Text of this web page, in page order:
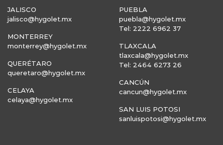
JALISCO
jalisco@hygolet.mx
MONTERREY
monterrey@hygolet.mx
QUERÉTARO
queretaro@hygolet.mx
CELAYA
celaya@hygolet.mx
PUEBLA
puebla@hygolet.mx
Tel: 2222 6962 37
TLAXCALA
tlaxcala@hygolet.mx
Tel: 2464 6273 26
CANCÚN
cancun@hygolet.mx
SAN LUIS POTOSI
sanluispotosi@hygolet.mx